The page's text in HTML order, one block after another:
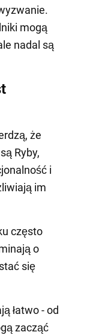
mogą
nadal są
że
Ryby,
i
im
często
o
się
łatwo - od
zacząć